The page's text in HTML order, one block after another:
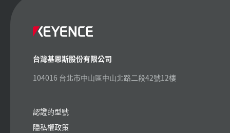
台灣基恩斯股份有限公司
104016 台北市中山區中山北路二段42號12樓
認證的型號
隱私權政策